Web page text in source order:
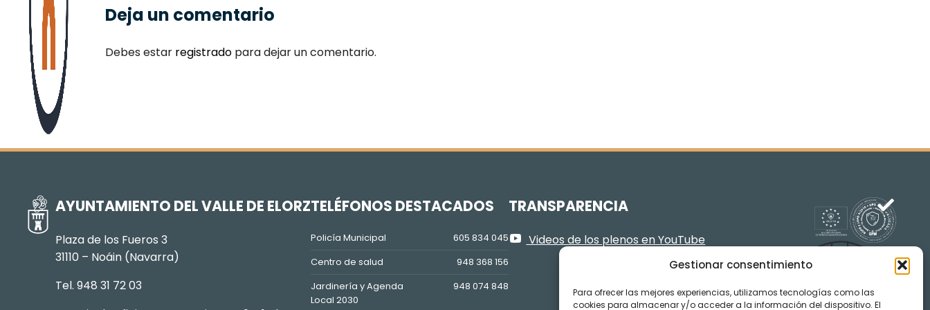
Gestionar consentimiento
Para ofrecer las mejores experiencias, utilizamos tecnologías como las
cookies para almacenar y/o acceder a la información del dispositivo. El
Deja un comentario
Debes estar registrado para dejar un comentario.
AYUNTAMIENTO DEL VALLE DE ELORZ
Plaza de los Fueros 3
31110 – Noáin (Navarra)
Tel. 948 31 72 03
TELÉFONOS DESTACADOS
Policía Municipal
605 834 045
Centro de salud
948 368 156
Jardinería y Agenda
Local 2030
948 074 848
TRANSPARENCIA
Videos de los plenos en YouTube